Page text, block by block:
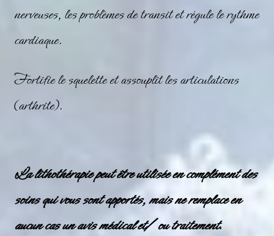
nerveuses, les problèmes de transit et régule le rythme
cardiaque.
Fortifie le squelette et assouplit les articulations
(arthrite).
La lithothérapie peut être utilisée en complément des
soins qui vous sont apportés, mais ne remplace en
aucun cas un avis médical et/ ou traitement.